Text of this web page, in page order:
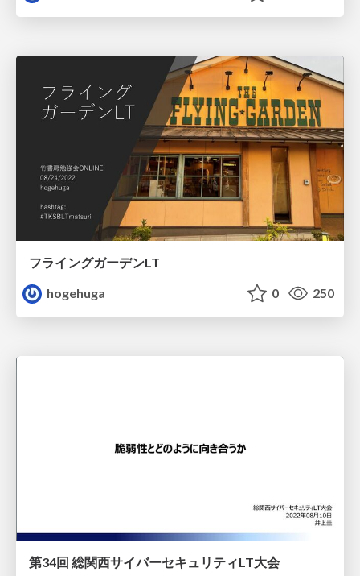
フライングガーデンLT
hogehuga
0 250
第34回 総関西サイバーセキュリティLT大会